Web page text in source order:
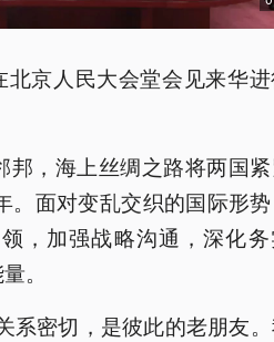
京人民大会堂会见来华
，海上丝绸之路将两国
。面对变乱交织的国际形
，加强战略沟通，深化
。
系密切，是彼此的老朋友